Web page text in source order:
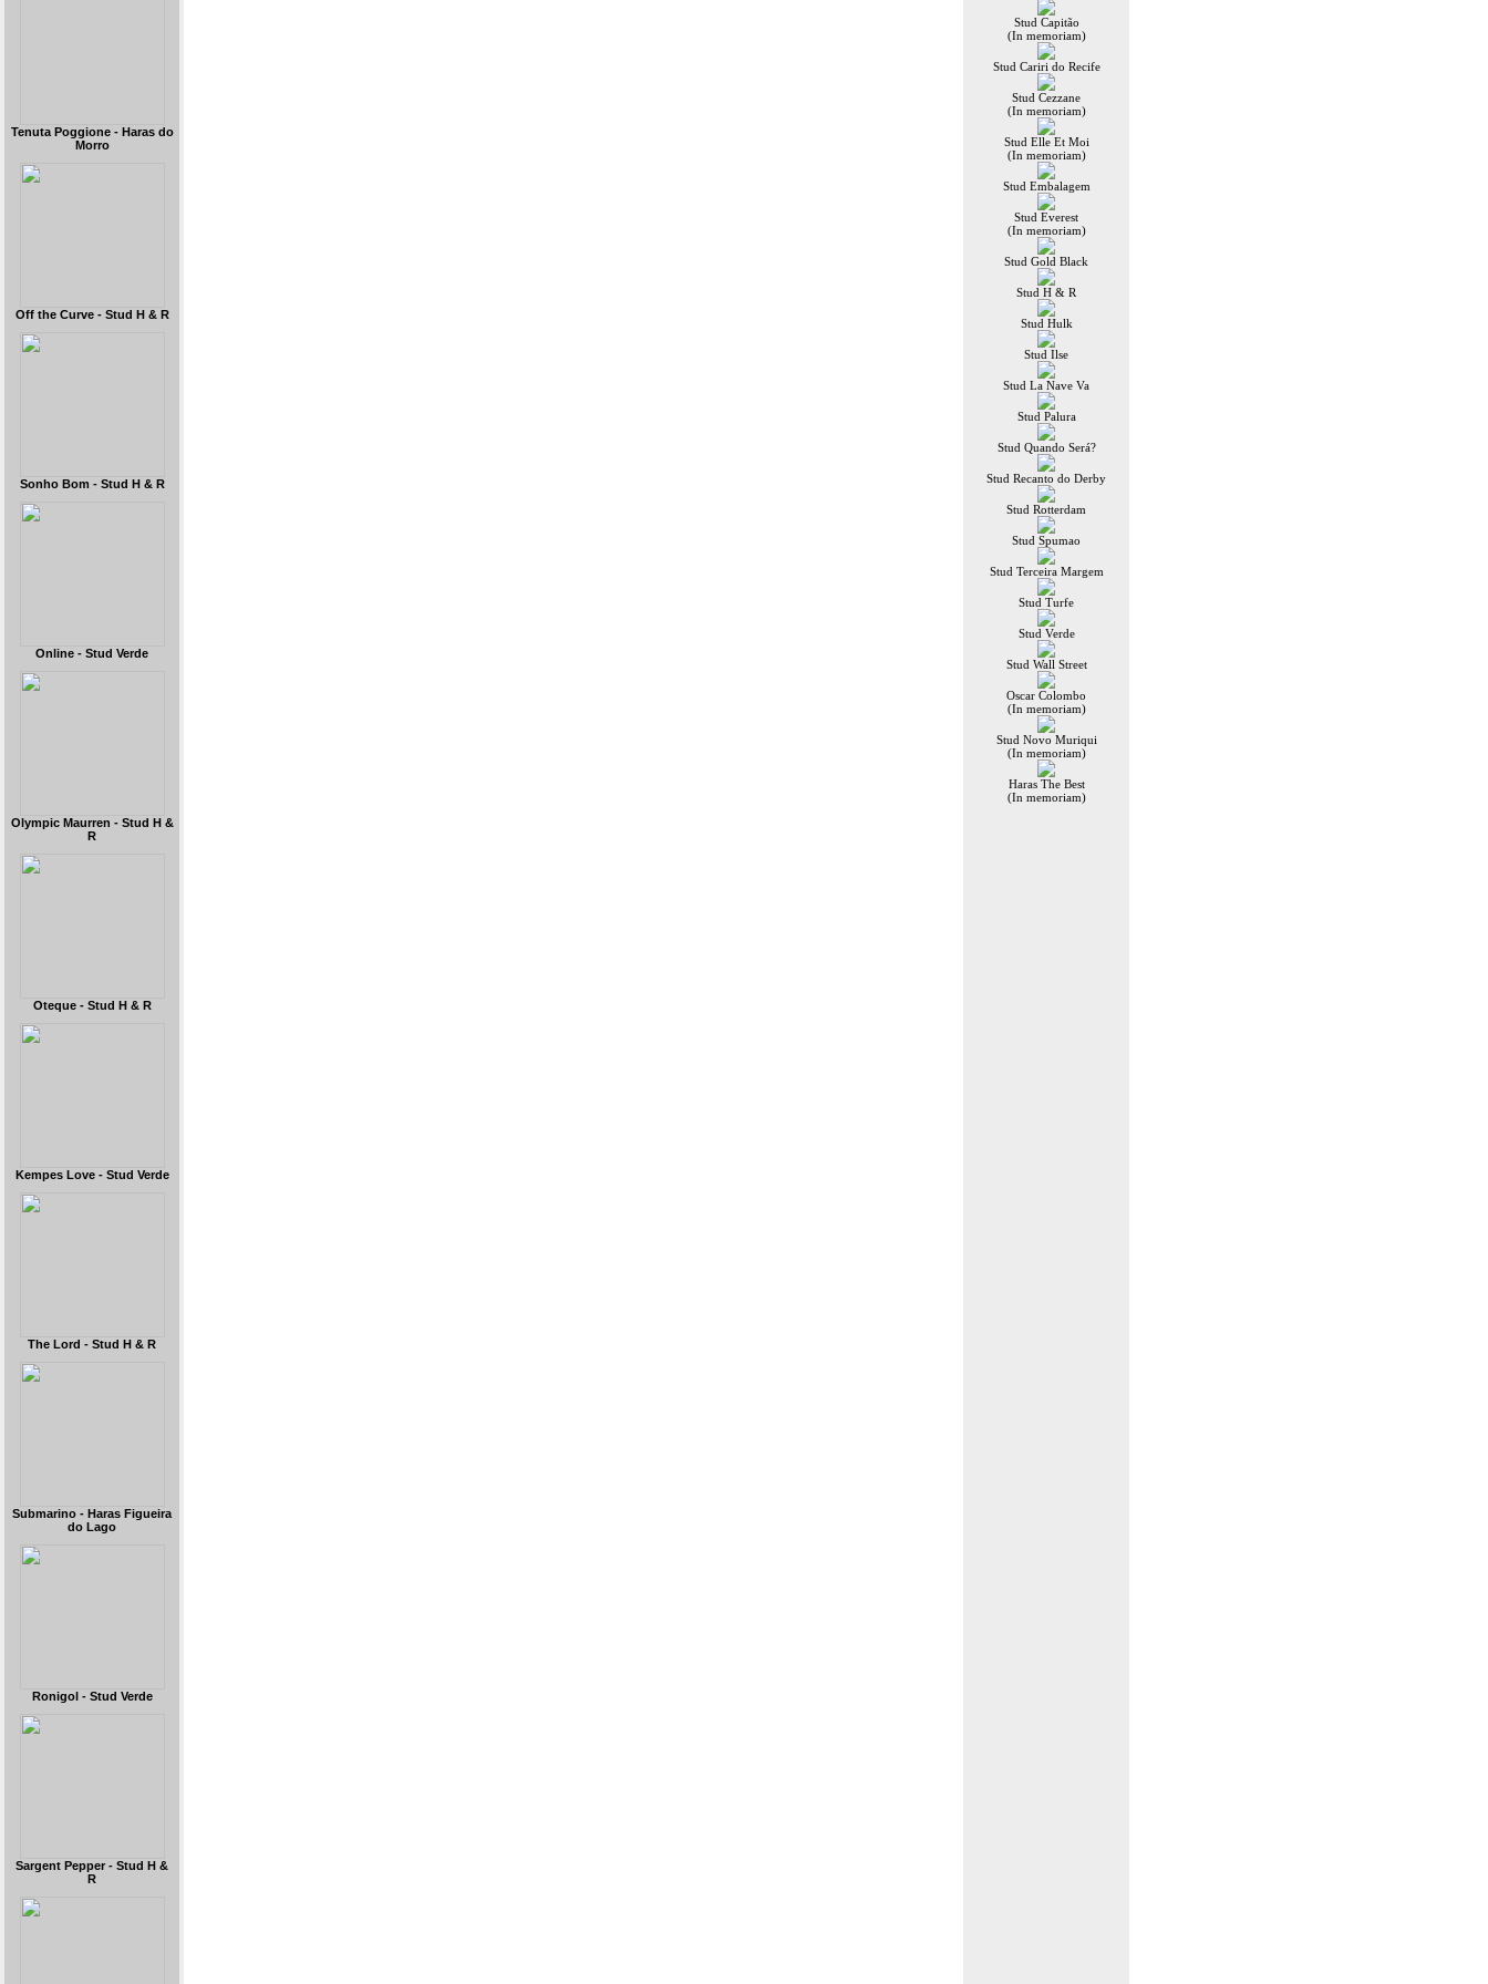
Tenuta Poggione - Haras do
Morro
Off the Curve - Stud H & R
Sonho Bom - Stud H & R
Online - Stud Verde
Olympic Maurren - Stud H &
R
Oteque - Stud H & R
Kempes Love - Stud Verde
The Lord - Stud H & R
Submarino - Haras Figueira
do Lago
Ronigol - Stud Verde
Sargent Pepper - Stud H &
R
Stud Capitão
(In memoriam)
Stud Cariri do Recife
Stud Cezzane
(In memoriam)
Stud Elle Et Moi
(In memoriam)
Stud Embalagem
Stud Everest
(In memoriam)
Stud Gold Black
Stud H & R
Stud Hulk
Stud Ilse
Stud La Nave Va
Stud Palura
Stud Quando Será?
Stud Recanto do Derby
Stud Rotterdam
Stud Spumao
Stud Terceira Margem
Stud Turfe
Stud Verde
Stud Wall Street
Oscar Colombo
(In memoriam)
Stud Novo Muriqui
(In memoriam)
Haras The Best
(In memoriam)